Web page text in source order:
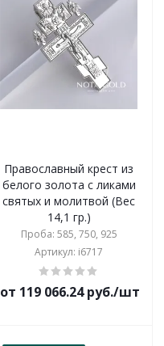
Православный крест из
белого золота с ликами
святых и молитвой (Вес
14,1 гр.)
Проба: 585, 750, 925
Артикул: i6717
от 119 066.24 руб./шт